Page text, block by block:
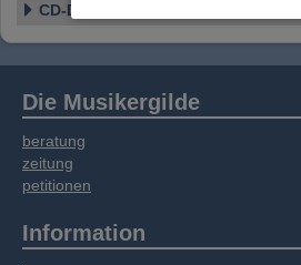
soziale Medien, Werbung und
weitergegeben. Unsere Partner
Informationen möglicherweise
Daten zusammen, die Sie
oder die sie im Rahmen Ihrer
CD-Details
Die Musikergilde
beratung
zeitung
petitionen
Information